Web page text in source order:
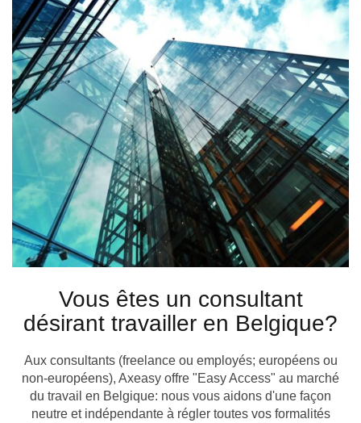
Vous êtes un consultant
désirant travailler en Belgique?
Aux consultants (freelance ou employés; européens ou
non-européens), Axeasy offre "Easy Access" au marché
du travail en Belgique: nous vous aidons d'une façon
neutre et indépendante à régler toutes vos formalités